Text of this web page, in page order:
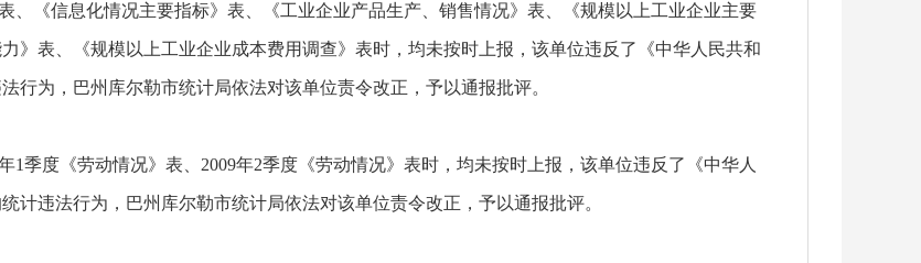
《信息化情况主要指标》表、《工业企业产品生产、销售情况》表、《规模以上工业企业主要
》表、《规模以上工业企业成本费用调查》表时，均未按时上报，该单位违反了《中华人民共和
行为，巴州库尔勒市统计局依法对该单位责令改正，予以通报批评。
度《劳动情况》表、2009年2季度《劳动情况》表时，均未按时上报，该单位违反了《中华人
计违法行为，巴州库尔勒市统计局依法对该单位责令改正，予以通报批评。